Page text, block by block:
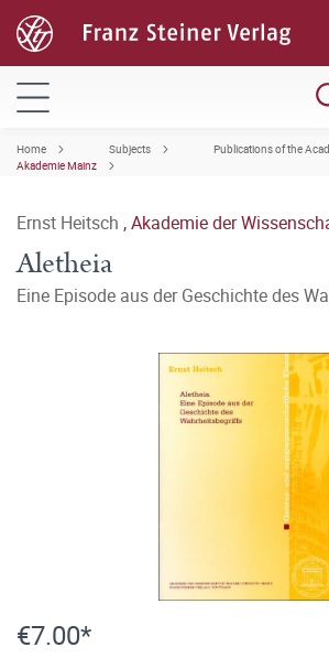
Home Subjects
Publications of the
Akademie Mainz
Ernst Heitsch ,Akademie der
Aletheia
Eine Episode aus der Geschichte des
€7.00*